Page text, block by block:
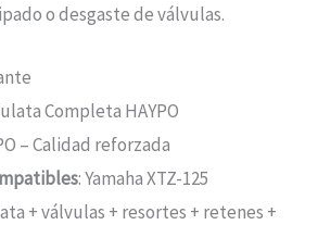
o desgaste de válvulas.
Completa HAYPO
– Calidad reforzada
: Yamaha XTZ-125
+ válvulas + resortes + retenes +